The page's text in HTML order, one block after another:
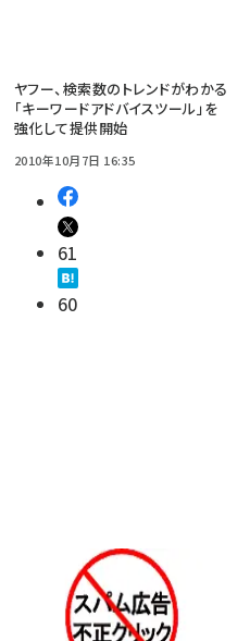
ヤフー、検索数のトレンドがわかる
「キーワードアドバイスツール」を
強化して提供開始
2010年10月7日 16:35
61
60